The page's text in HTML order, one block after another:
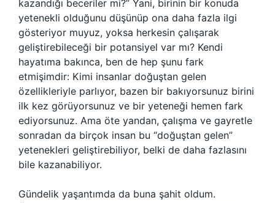
kazandığı beceriler mi?” Yani, birinin bir konuda
yetenekli olduğunu düşünüp ona daha fazla ilgi
gösteriyor muyuz, yoksa herkesin çalışarak
geliştirebileceği bir potansiyel var mı? Kendi
hayatıma bakınca, ben de hep şunu fark
etmişimdir: Kimi insanlar doğuştan gelen
özellikleriyle parlıyor, bazen bir bakıyorsunuz birini
ilk kez görüyorsunuz ve bir yeteneği hemen fark
ediyorsunuz. Ama öte yandan, çalışma ve gayretle
sonradan da birçok insan bu “doğuştan gelen”
yetenekleri geliştirebiliyor, belki de daha fazlasını
bile kazanabiliyor.
Gündelik yaşantımda da buna şahit oldum.